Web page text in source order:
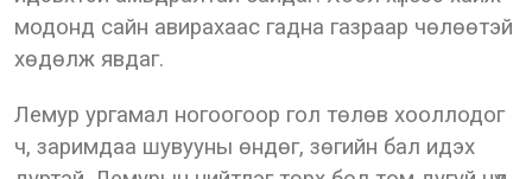
модонд сайн авирахаас гадна газраар чөлөөтэй
хөдөлж явдаг.
Лемур ургамал ногоогоор гол төлөв хооллодог
ч, заримдаа шувууны өндөг, зөгийн бал идэх